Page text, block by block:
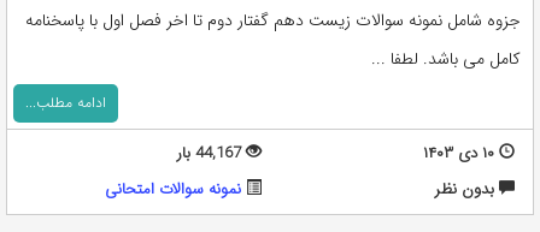
جزوه شامل نمونه سوالات زیست دهم گفتار دوم تا اخر فصل اول با پاسخنامه
کامل می باشد. لطفا ...
ادامه مطلب...
۱۰ دی ۱۴۰۳
44,167 بار
بدون نظر
نمونه سوالات امتحانی